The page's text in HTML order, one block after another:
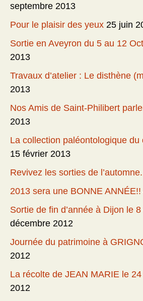
septembre 2013
Pour le plaisir des yeux 25 juin
Sortie en Aveyron du 5 au 12
2013
Travaux d’atelier : Le disthène
2013
Nos Amis de Saint-Philibert
2013
La collection paléontologique
15 février 2013
Revivez les sorties de l’automne.
2013 sera une BONNE ANNÉE!!
Sortie de fin d’année à Dijon le
décembre 2012
Journée du patrimoine à
2012
La récolte de JEAN MARIE le
2012